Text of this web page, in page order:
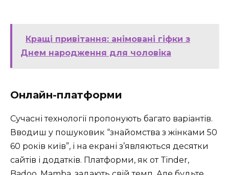
Кращі привітання: анімовані гіфки з
Днем народження для чоловіка
Онлайн-платформи
Сучасні технології пропонують багато варіантів.
Вводиш у пошуковик “знайомства з жінками 50
60 років київ”, і на екрані з’являються десятки
сайтів і додатків. Платформи, як от Tinder,